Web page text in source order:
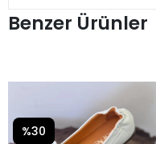
Benzer Ürünler
%30